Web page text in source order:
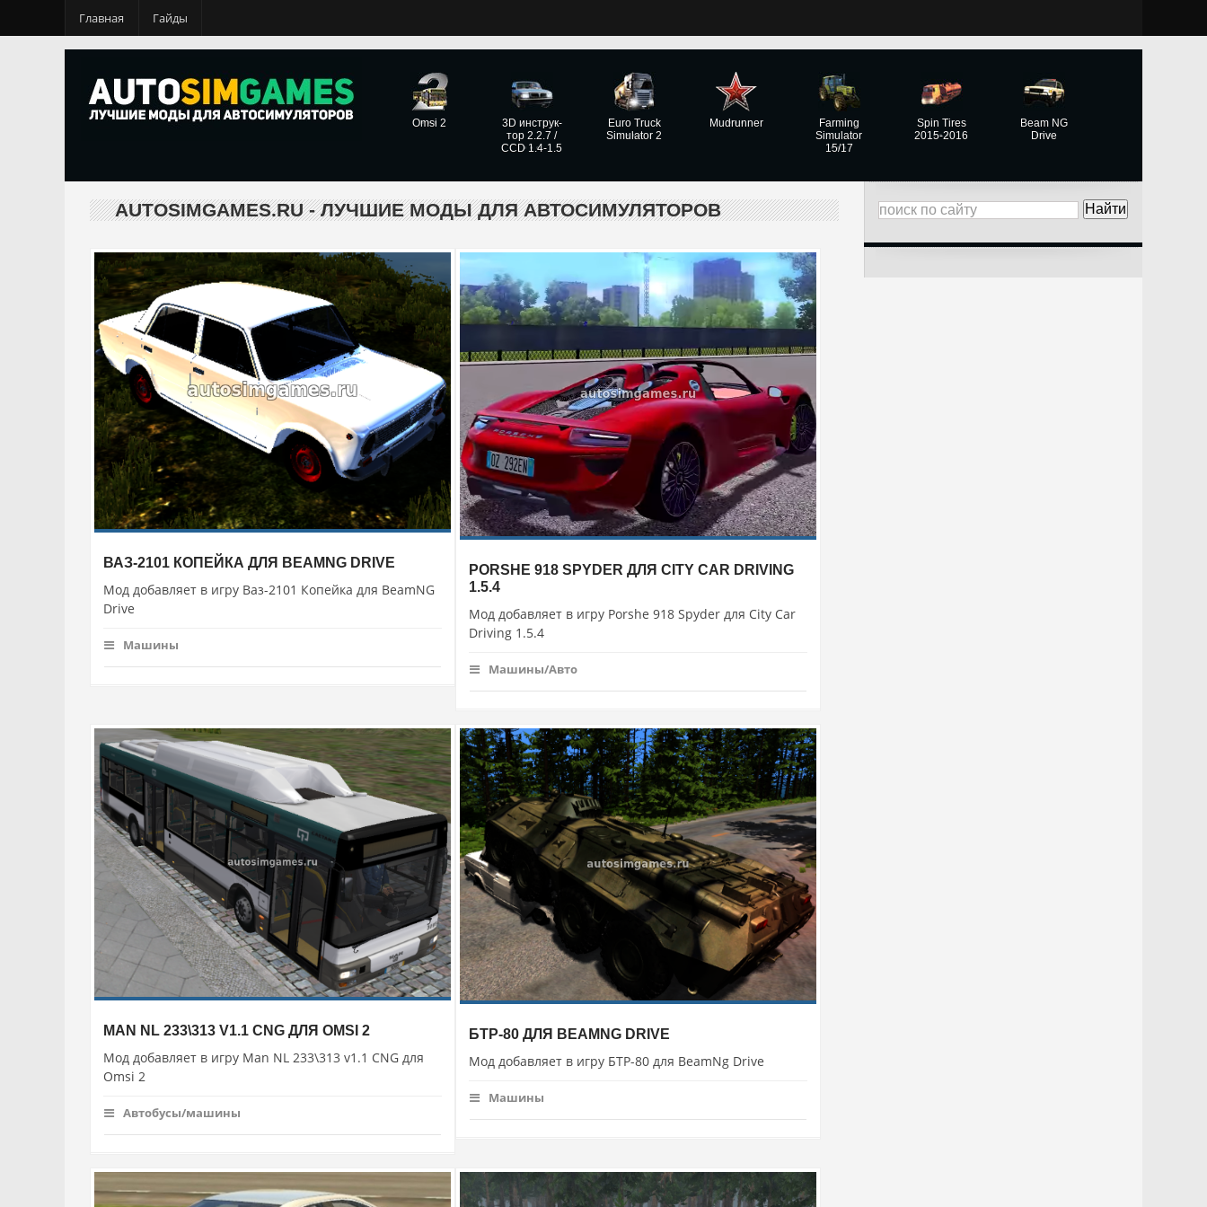
Главная Гайды
Omsi 2
3D инструк­
тор 2.2.7 /
CCD 1.4-1.5
Euro Truck
Simulator 2
Mudrunner
Farming
Simulator
15/17
Spin Tires
2015-2016
Beam NG
Drive
AUTOSIMGAMES.RU - ЛУЧШИЕ МОДЫ ДЛЯ АВТОСИМУЛЯТОРОВ
ВАЗ-2101 КОПЕЙКА ДЛЯ BEAMNG DRIVE
Мод добавляет в игру Ваз-2101 Копейка для BeamNG
Drive
Машины
PORSHE 918 SPYDER ДЛЯ CITY CAR DRIVING
1.5.4
Мод добавляет в игру Porshe 918 Spyder для City Car
Driving 1.5.4
Машины/Авто
MAN NL 233\313 V1.1 CNG ДЛЯ OMSI 2
Мод добавляет в игру Man NL 233\313 v1.1 CNG для
Omsi 2
Автобусы/машины
БТР-80 ДЛЯ BEAMNG DRIVE
Мод добавляет в игру БТР-80 для BeamNg Drive
Машины